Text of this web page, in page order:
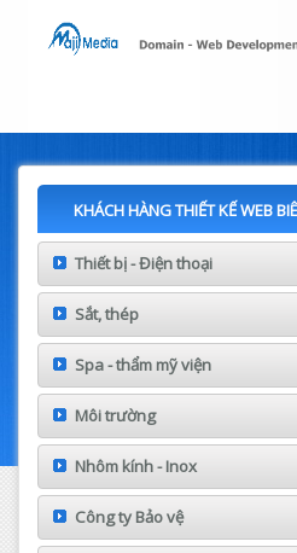
KHÁCH HÀNG THIẾT KẾ WEB
Thiết bị - Điện thoại
Sắt, thép
Spa - thẩm mỹ viện
Môi trường
Nhôm kính - Inox
Công ty Bảo vệ